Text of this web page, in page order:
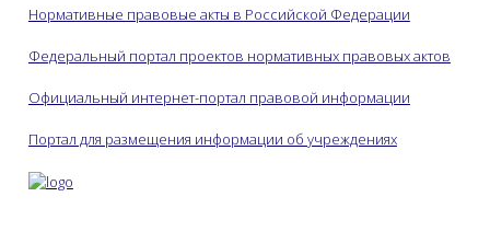
Нормативные правовые акты в Российской Федерации
Федеральный портал проектов нормативных правовых актов
Официальный интернет-портал правовой информации
Портал для размещения информации об учреждениях